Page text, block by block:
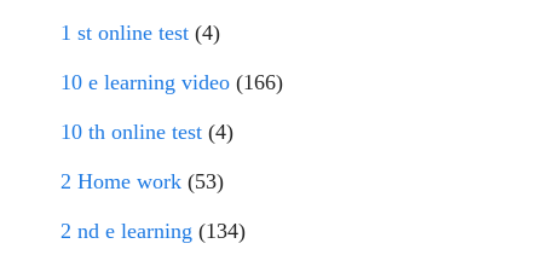
1 st online test (4)
10 e learning video (166)
10 th online test (4)
2 Home work (53)
2 nd e learning (134)